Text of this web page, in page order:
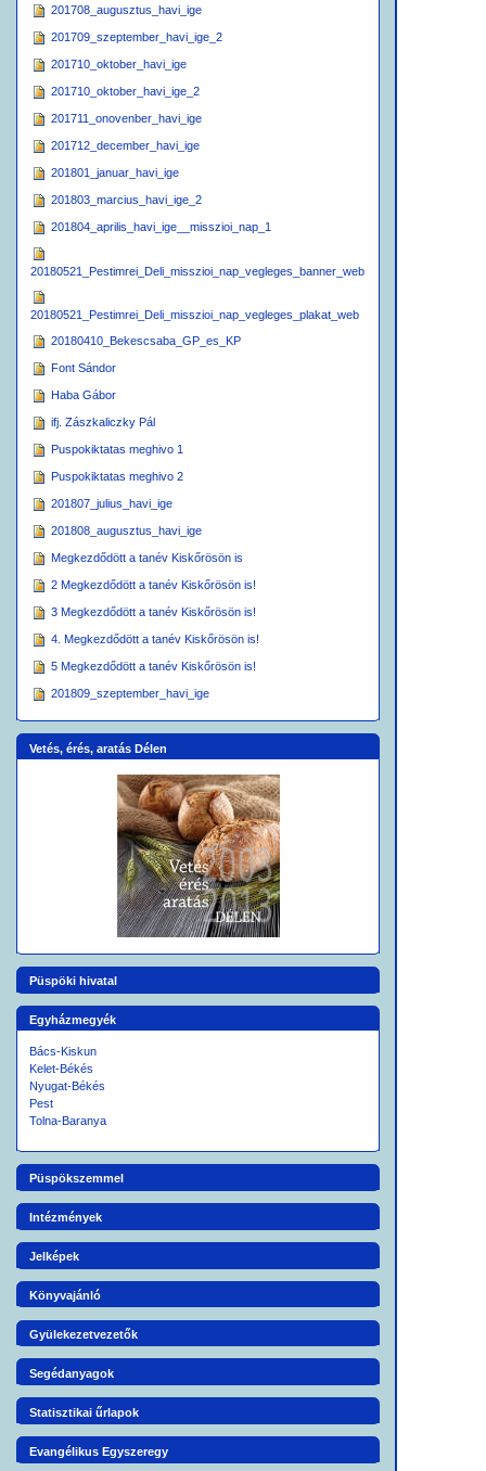
201708_augusztus_havi_ige
201709_szeptember_havi_ige_2
201710_oktober_havi_ige
201710_oktober_havi_ige_2
201711_onovenber_havi_ige
201712_december_havi_ige
201801_januar_havi_ige
201803_marcius_havi_ige_2
201804_aprilis_havi_ige__misszioi_nap_1
20180521_Pestimrei_Deli_misszioi_nap_vegleges_banner_web
20180521_Pestimrei_Deli_misszioi_nap_vegleges_plakat_web
20180410_Bekescsaba_GP_es_KP
Font Sándor
Haba Gábor
ifj. Zászkaliczky Pál
Puspokiktatas meghivo 1
Puspokiktatas meghivo 2
201807_julius_havi_ige
201808_augusztus_havi_ige
Megkezdődött a tanév Kiskőrösön is
2 Megkezdődött a tanév Kiskőrösön is!
3 Megkezdődött a tanév Kiskőrösön is!
4. Megkezdődött a tanév Kiskőrösön is!
5 Megkezdődött a tanév Kiskőrösön is!
201809_szeptember_havi_ige
Vetés, érés, aratás Délen
Püspöki hivatal
Egyházmegyék
Bács-Kiskun
Kelet-Békés
Nyugat-Békés
Pest
Tolna-Baranya
Püspökszemmel
Intézmények
Jelképek
Könyvajánló
Gyülekezetvezetők
Segédanyagok
Statisztikai űrlapok
Evangélikus Egyszeregy